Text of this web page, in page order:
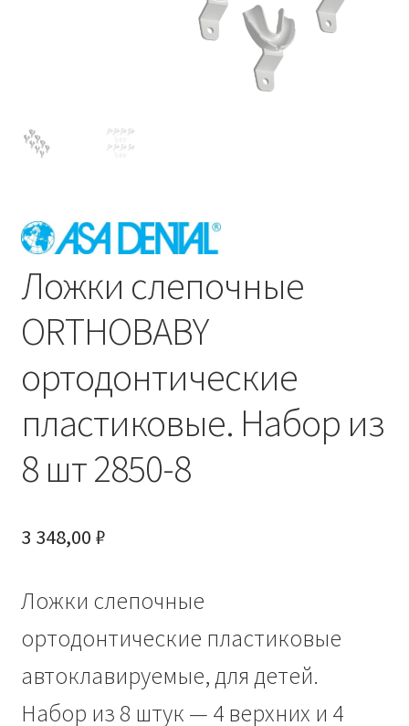
Ложки слепочные
ORTHOBABY
ортодонтические
пластиковые. Набор из
8 шт 2850-8
3 348,00 ₽
Ложки слепочные
ортодонтические пластиковые
автоклавируемые, для детей.
Набор из 8 штук — 4 верхних и 4